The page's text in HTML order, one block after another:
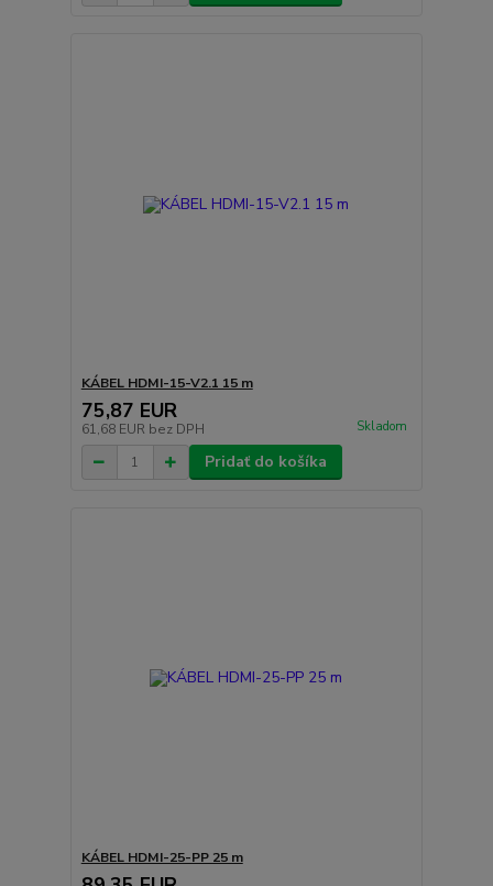
KÁBEL HDMI-15-V2.1 15 m
75,87 EUR
61,68 EUR bez DPH Skladom
Pridať do košíka
KÁBEL HDMI-25-PP 25 m